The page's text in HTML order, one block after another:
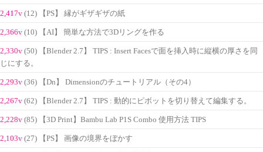
2,417v (12) 【PS】 縁がギザギザの紙
2,366v (10) 【AI】 簡単な方法で3Dリングを作る
2,330v (50) 【Blender 2.7】 TIPS : Insert Facesで面を挿入時に縦横の厚さを同
じにする。
2,293v (36) 【Dn】 Dimensionのチュートリアル（その4）
2,267v (62) 【Blender 2.7】 TIPS : 動的にピボットを切り替えて編集する。
2,228v (85) 【3D Print】Bambu Lab P1S Combo 使用方法 TIPS
2,103v (27) 【PS】 画像の境界をぼかす